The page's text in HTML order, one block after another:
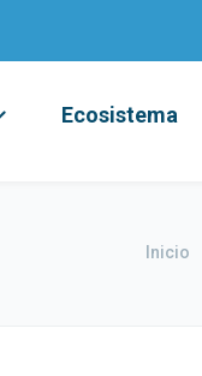
Ecosistema
Inicio